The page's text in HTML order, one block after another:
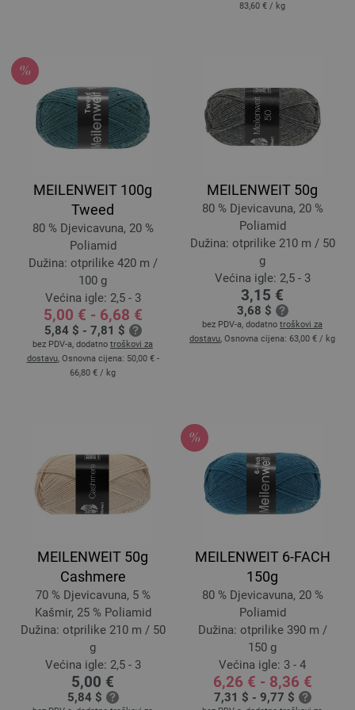
83,60 € / kg
MEILENWEIT 100g
Tweed
80 % Djevicavuna, 20 %
Poliamid
Dužina: otprilike 420 m /
100 g
Većina igle: 2,5 - 3
5,00 € - 6,68 €
5,84 $ - 7,81 $
bez PDV-a, dodatno troškovi za
dostavu, Osnovna cijena: 50,00 € -
66,80 € / kg
MEILENWEIT 50g
80 % Djevicavuna, 20 %
Poliamid
Dužina: otprilike 210 m / 50
g
Većina igle: 2,5 - 3
3,15 €
3,68 $
bez PDV-a, dodatno troškovi za
dostavu, Osnovna cijena: 63,00 € / kg
MEILENWEIT 50g
Cashmere
70 % Djevicavuna, 5 %
Kašmir, 25 % Poliamid
Dužina: otprilike 210 m / 50
g
Većina igle: 2,5 - 3
5,00 €
5,84 $
MEILENWEIT 6-FACH
150g
80 % Djevicavuna, 20 %
Poliamid
Dužina: otprilike 390 m /
150 g
Većina igle: 3 - 4
6,26 € - 8,36 €
7,31 $ - 9,77 $